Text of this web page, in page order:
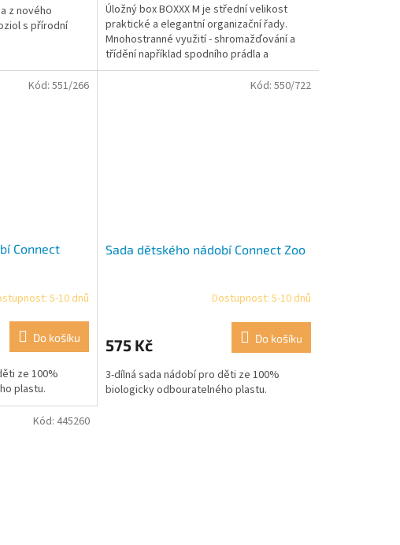
z nového
s přírodní
Úložný box BOXXX M je střední velikost
praktické a elegantní organizační řady.
Mnohostranné využití - shromažďování a
třídění například spodního prádla a
ponožek, nářadí a...
Connect
5-10 dnů
Do košíku
ze 100%
plastu.
Kód: 551/266
Sada dětského nádobí Connect Zoo
Dostupnost: 5-10 dnů
575 Kč Do košíku
3-dílná sada nádobí pro děti ze 100%
biologicky odbouratelného plastu.
Kód: 550/722
Kód: 445260